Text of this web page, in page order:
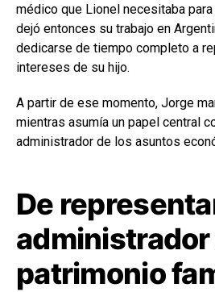
médico que Lionel necesitaba
dejó entonces su trabajo en
dedicarse de tiempo completo a
intereses de su hijo.
A partir de ese momento, Jorge
mientras asumía un papel central
administrador de los asuntos
De
administrador
patrimonio